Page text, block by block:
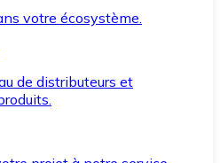
votre écosystème.
de distributeurs et